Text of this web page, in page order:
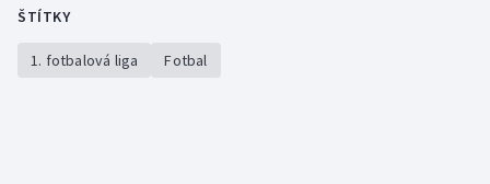
ŠTÍTKY
1. fotbalová liga Fotbal